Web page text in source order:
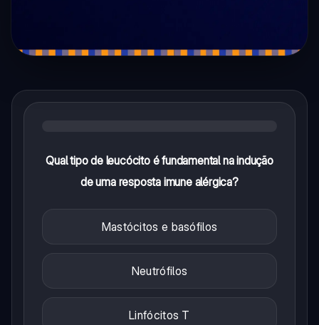
Qual tipo de leucócito é fundamental na indução
de uma resposta imune alérgica?
Mastócitos e basófilos
Neutrófilos
Linfócitos T